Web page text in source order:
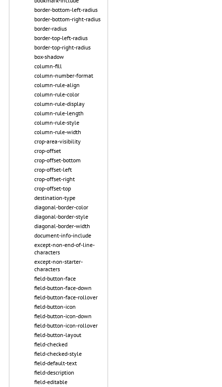
border-bottom-left-radius
border-bottom-right-radius
border-radius
border-top-left-radius
border-top-right-radius
box-shadow
column-fill
column-number-format
column-rule-align
column-rule-color
column-rule-display
column-rule-length
column-rule-style
column-rule-width
crop-area-visibility
crop-offset
crop-offset-bottom
crop-offset-left
crop-offset-right
crop-offset-top
destination-type
diagonal-border-color
diagonal-border-style
diagonal-border-width
document-info-include
except-non-end-of-line-
characters
except-non-starter-
characters
field-button-face
field-button-face-down
field-button-face-rollover
field-button-icon
field-button-icon-down
field-button-icon-rollover
field-button-layout
field-checked
field-checked-style
field-default-text
field-description
field-editable